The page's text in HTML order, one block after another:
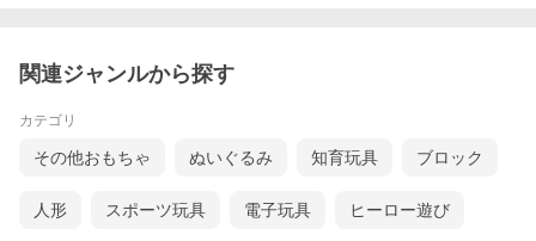
関連ジャンルから探す
カテゴリ
その他おもちゃ ぬいぐるみ 知育玩具 ブロック
人形 スポーツ玩具 電子玩具 ヒーロー遊び